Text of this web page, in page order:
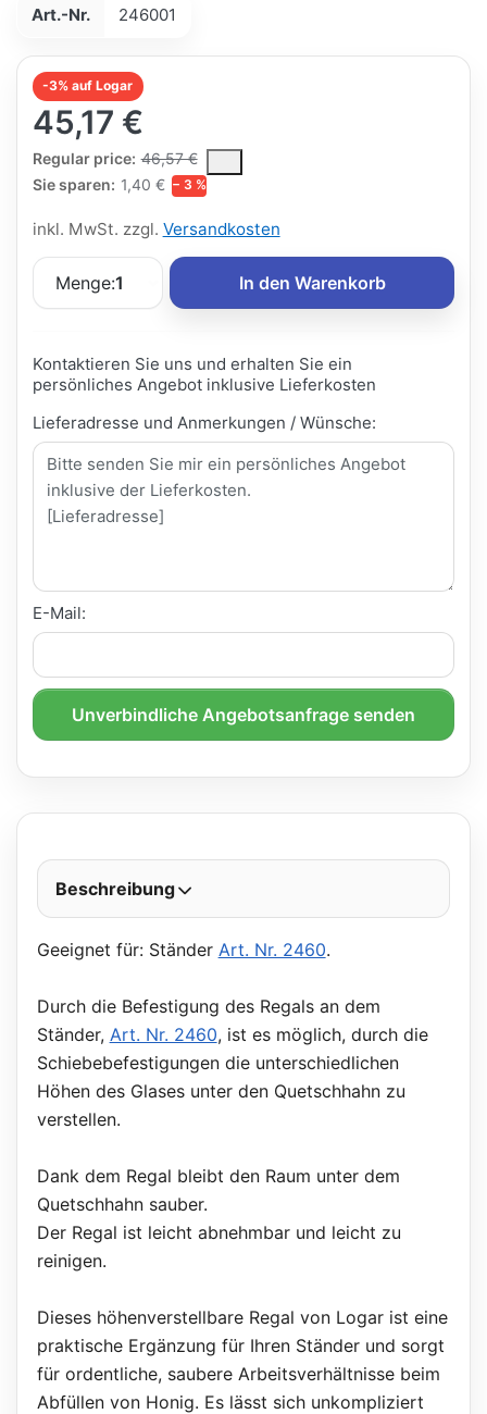
Art.-Nr. 246001
-3% auf Logar
45,17 €
Regular price: 46,57 €
The Regular Price is the median selling price paid by
Sie sparen: 1,40 € − 3 %
inkl. MwSt. zzgl. Versandkosten
Menge:1 In den Warenkorb
Kontaktieren Sie uns und erhalten Sie ein
persönliches Angebot inklusive Lieferkosten
Lieferadresse und Anmerkungen / Wünsche:
E-Mail:
Unverbindliche Angebotsanfrage senden
Beschreibung
Geeignet für: Ständer Art. Nr. 2460.
Durch die Befestigung des Regals an dem
Ständer, Art. Nr. 2460, ist es möglich, durch die
Schiebebefestigungen die unterschiedlichen
Höhen des Glases unter den Quetschhahn zu
verstellen.
Dank dem Regal bleibt den Raum unter dem
Quetschhahn sauber.
Der Regal ist leicht abnehmbar und leicht zu
reinigen.
Dieses höhenverstellbare Regal von Logar ist eine
praktische Ergänzung für Ihren Ständer und sorgt
für ordentliche, saubere Arbeitsverhältnisse beim
Abfüllen von Honig. Es lässt sich unkompliziert